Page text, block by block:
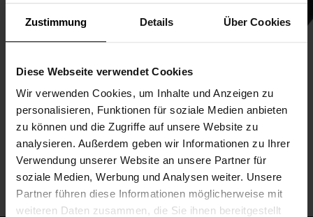
Zustimmung Details Über Cookies
Diese Webseite verwendet Cookies
Wir verwenden Cookies, um Inhalte und Anzeigen zu
personalisieren, Funktionen für soziale Medien anbieten
zu können und die Zugriffe auf unsere Website zu
analysieren. Außerdem geben wir Informationen zu Ihrer
Verwendung unserer Website an unsere Partner für
soziale Medien, Werbung und Analysen weiter. Unsere
Partner führen diese Informationen möglicherweise mit
weiteren Daten zusammen, die Sie ihnen bereitgestellt